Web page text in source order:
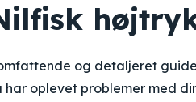
og detaljeret
har oplevet problemer med